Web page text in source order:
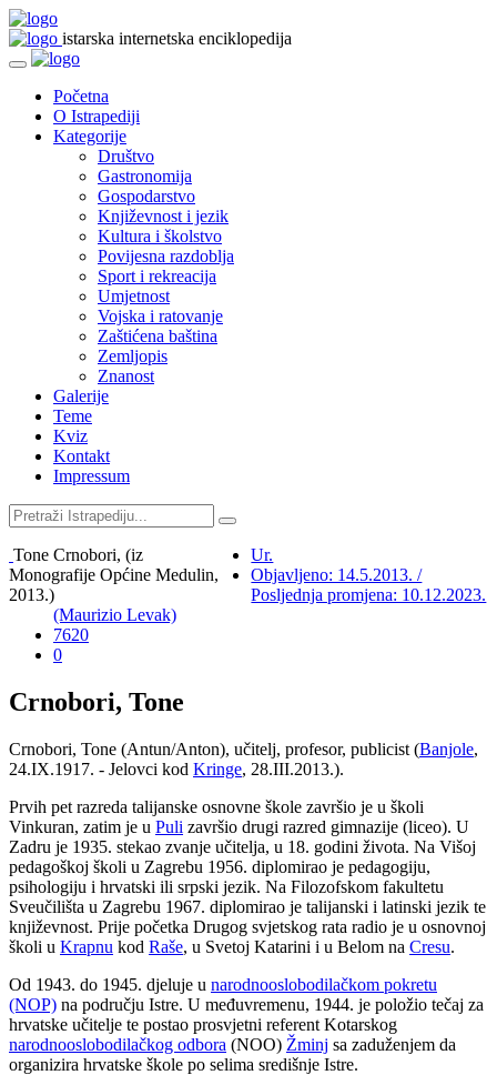
istarska internetska enciklopedija
Početna
O Istrapediji
Kategorije
Društvo
Gastronomija
Gospodarstvo
Književnost i jezik
Kultura i školstvo
Povijesna razdoblja
Sport i rekreacija
Umjetnost
Vojska i ratovanje
Zaštićena baština
Zemljopis
Znanost
Galerije
Teme
Kviz
Kontakt
Impressum
Tone Crnobori, (iz
Monografije Općine Medulin,
2013.)
Ur.
Objavljeno: 14.5.2013. /
Posljednja promjena: 10.12.2023.
(Maurizio Levak)
7620
0
Crnobori, Tone
Crnobori, Tone (Antun/Anton), učitelj, profesor, publicist (Banjole,
24.IX.1917. - Jelovci kod Kringe, 28.III.2013.).
Prvih pet razreda talijanske osnovne škole završio je u školi
Vinkuran, zatim je u Puli završio drugi razred gimnazije (liceo). U
Zadru je 1935. stekao zvanje učitelja, u 18. godini života. Na Višoj
pedagoškoj školi u Zagrebu 1956. diplomirao je pedagogiju,
psihologiju i hrvatski ili srpski jezik. Na Filozofskom fakultetu
Sveučilišta u Zagrebu 1967. diplomirao je talijanski i latinski jezik te
književnost. Prije početka Drugog svjetskog rata radio je u osnovnoj
školi u Krapnu kod Raše, u Svetoj Katarini i u Belom na Cresu.
Od 1943. do 1945. djeluje u narodnooslobodilačkom pokretu
(NOP) na području Istre. U međuvremenu, 1944. je položio tečaj za
hrvatske učitelje te postao prosvjetni referent Kotarskog
narodnooslobodilačkog odbora (NOO) Žminj sa zaduženjem da
organizira hrvatske škole po selima središnje Istre.